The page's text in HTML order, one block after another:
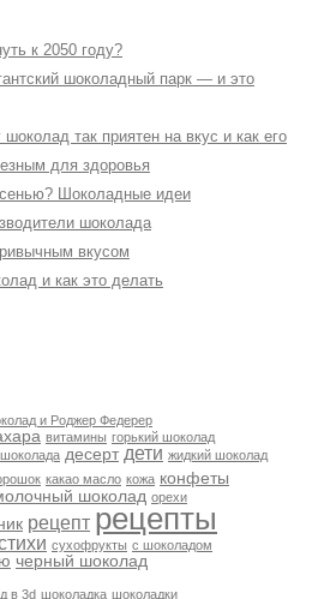
к 2050 году?
шоколадный парк — и это
так приятен на вкус и как его
для здоровья
Шоколадные идеи
шоколада
вкусом
и как это делать
и Роджер Федерер
витамины горький шоколад
десерт дети жидкий шоколад
какао масло кожа конфеты
шоколад орехи
рецепт рецепты
сухофрукты с шоколадом
черный шоколад
в 3d шоколадка шоколадки